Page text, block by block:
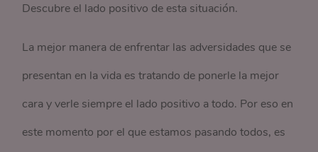
Descubre el lado positivo de esta situación.
La mejor manera de enfrentar las adversidades que se
presentan en la vida es tratando de ponerle la mejor
cara y verle siempre el lado positivo a todo. Por eso en
este momento por el que estamos pasando todos, es